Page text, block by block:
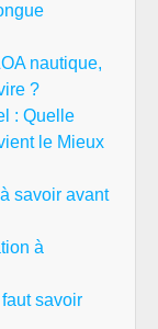
nautique,
?
: Quelle
le Mieux
savoir avant
à
savoir